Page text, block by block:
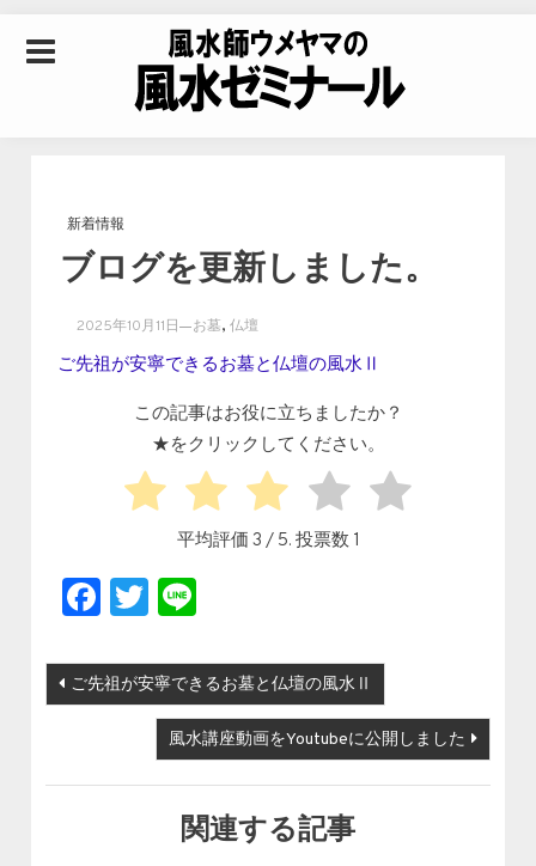
水ゼミナール｜風水
学・四柱推命学・易
学を合わせた立命講
座
新着情報
ブログを更新しました。
2025年10月11日 お墓,仏壇
ご先祖が安寧できるお墓と仏壇の風水Ⅱ
この記事はお役に立ちましたか？
★をクリックしてください。
平均評価 3 / 5. 投票数 1
Facebook
Twitter
投稿ナビゲーション
ご先祖が安寧できるお墓と仏壇の風水Ⅱ
風水講座動画をYoutubeに公開しました
関連する記事